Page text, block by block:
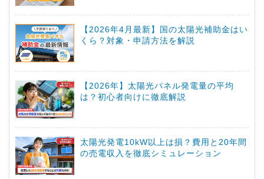
【2026年4月最新】国の太陽光補助金はい
くら？対象・申請方法を解説
【2026年】太陽光パネル発電量の平均
は？初心者向けに徹底解説
太陽光発電10kW以上は損？費用と20年間
の売電収入を徹底シミュレーション